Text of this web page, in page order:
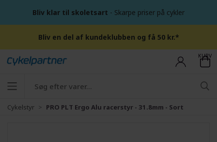
Bliv klar til skoletsart - Skarpe priser på cykler
Bliv en del af kundeklubben og få 50 kr.*
KURV
Cykelstyr PRO PLT Ergo Alu racerstyr - 31.8mm - Sort